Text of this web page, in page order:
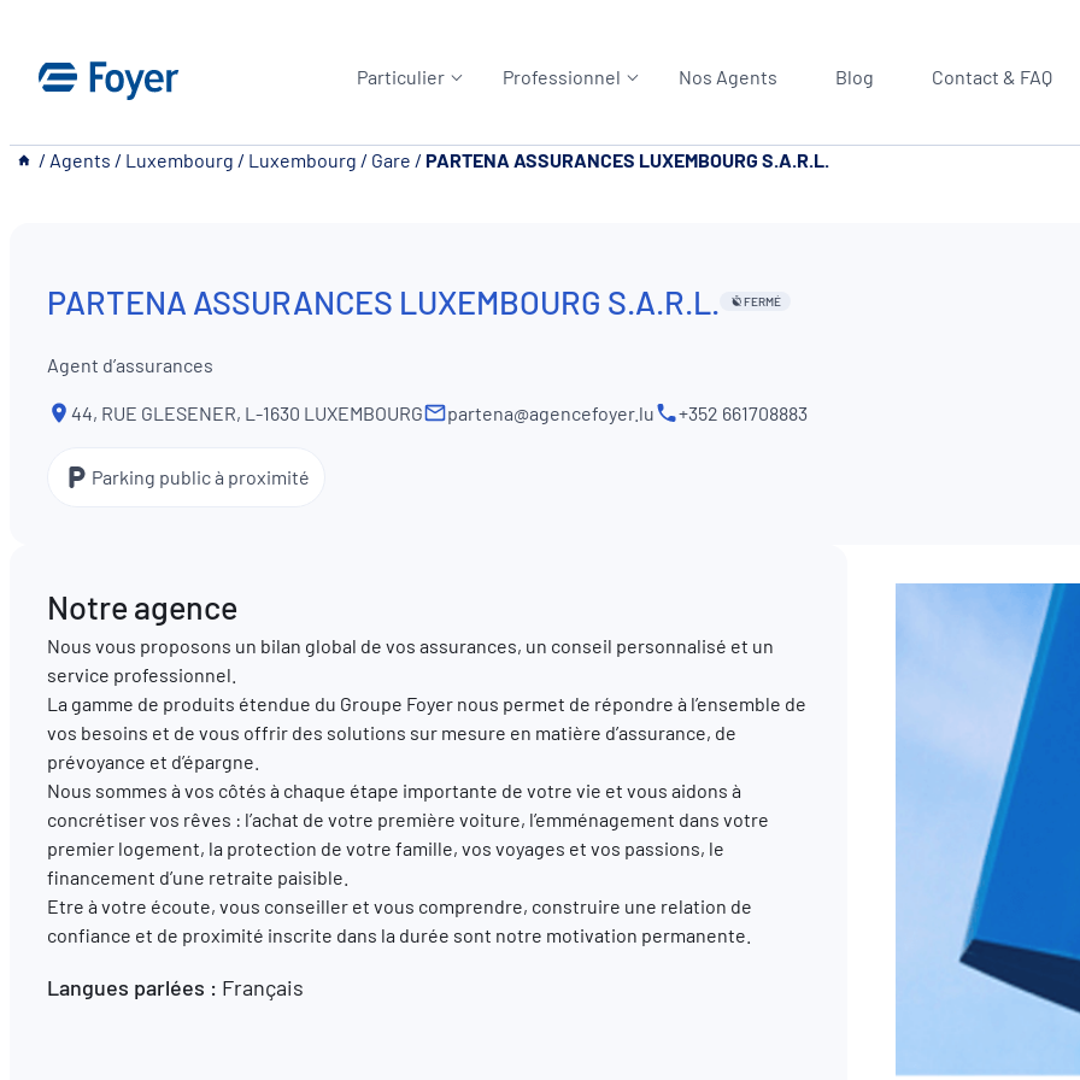
contenu
Particulier Professionnel Nos Agents Blog Contact & FAQ
__ / Agents / Luxembourg / Luxembourg / Gare / PARTENA ASSURANCES LUXEMBOURG S.A.R.L.
PARTENA ASSURANCES LUXEMBOURG S.A.R.L. FERMÉ
Agent d’assurances
44, RUE GLESENER, L-1630 LUXEMBOURG partena@agencefoyer.lu +352 661708883
Parking public à proximité
Notre agence
Nous vous proposons un bilan global de vos assurances, un conseil personnalisé et un
service professionnel.
La gamme de produits étendue du Groupe Foyer nous permet de répondre à l’ensemble de
vos besoins et de vous offrir des solutions sur mesure en matière d’assurance, de
prévoyance et d’épargne.
Nous sommes à vos côtés à chaque étape importante de votre vie et vous aidons à
concrétiser vos rêves : l’achat de votre première voiture, l’emménagement dans votre
premier logement, la protection de votre famille, vos voyages et vos passions, le
financement d’une retraite paisible.
Etre à votre écoute, vous conseiller et vous comprendre, construire une relation de
confiance et de proximité inscrite dans la durée sont notre motivation permanente.
Langues parlées : Français